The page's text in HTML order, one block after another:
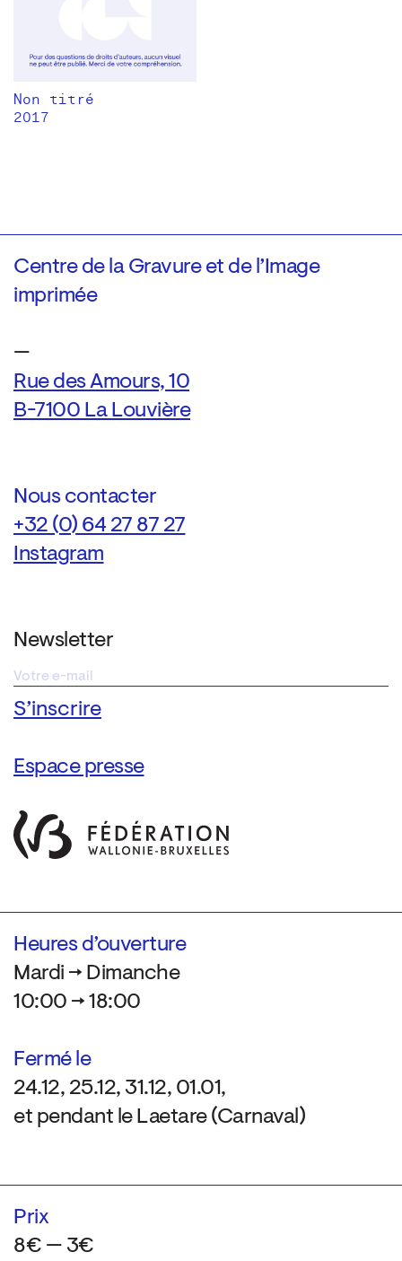
Non titré
2017
Centre de la Gravure et de l’Image
imprimée
—
Rue des Amours, 10
B-7100 La Louvière
Nous contacter
+32 (0) 64 27 87 27
Instagram
Newsletter
Espace presse
Heures d’ouverture
Mardi → Dimanche
10:00 → 18:00
Fermé le
24.12, 25.12, 31.12, 01.01,
et pendant le Laetare (Carnaval)
Prix
8€ — 3€